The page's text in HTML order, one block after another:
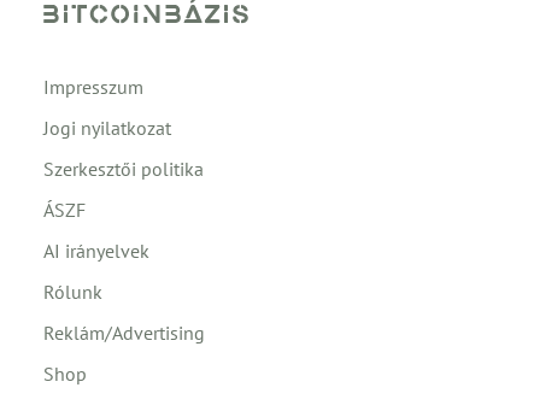
Impresszum
Jogi nyilatkozat
Szerkesztői politika
ÁSZF
AI irányelvek
Rólunk
Reklám/Advertising
Shop